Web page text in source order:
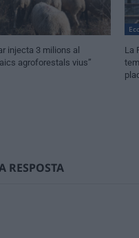
injecta 3 milions al
agroforestals vius”
La
RESPOSTA